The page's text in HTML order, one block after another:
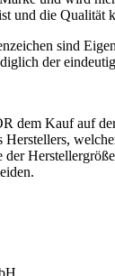
und die Qualität
sind
der
dem Kauf auf